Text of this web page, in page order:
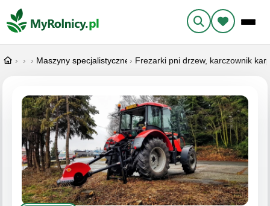
› Ogłoszenia
› Maszyny i narzędzia
› Maszyny specjalistyczne › Frezarki pni drzew, karczownik